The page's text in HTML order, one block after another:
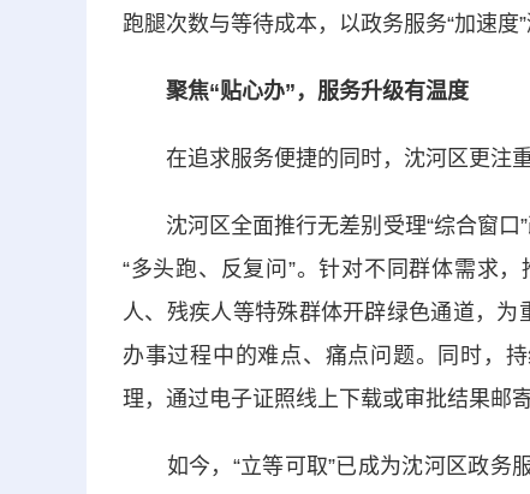
跑腿次数与等待成本，以政务服务“加速度”
聚焦“贴心办”，服务升级有温度
在追求服务便捷的同时，沈河区更注重
沈河区全面推行无差别受理“综合窗口”
“多头跑、反复问”。针对不同群体需求
人、残疾人等特殊群体开辟绿色通道，为
办事过程中的难点、痛点问题。同时，
理，通过电子证照线上下载或审批结果邮
如今，“立等可取”已成为沈河区政务